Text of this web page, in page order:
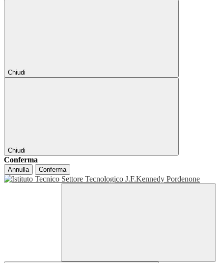
Chiudi
Chiudi
Conferma
Annulla Conferma